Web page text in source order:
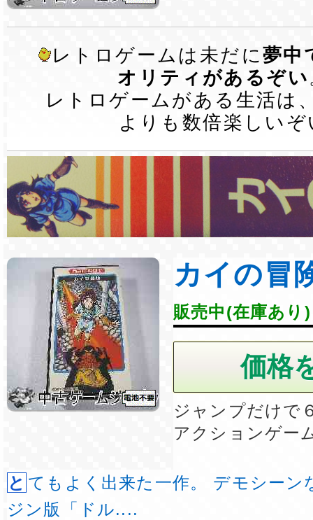
レトロゲームは未だに夢中
オリティがあるぞい
レトロゲームがある生活は
よりも数倍楽しいぞ
カイの冒
販売中(在庫あり)
ジャンプだけで
アクションゲー
とてもよく出来た一作。 デモシーンなどは PCエン
ジン版「ドル....